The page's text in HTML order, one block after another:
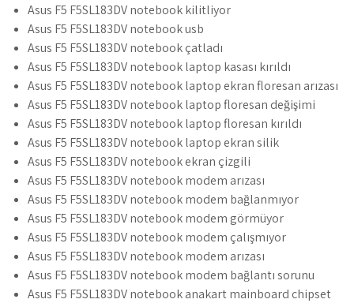
Asus F5 F5SL183DV notebook kilitliyor
Asus F5 F5SL183DV notebook usb
Asus F5 F5SL183DV notebook çatladı
Asus F5 F5SL183DV notebook laptop kasası kırıldı
Asus F5 F5SL183DV notebook laptop ekran floresan arızası
Asus F5 F5SL183DV notebook laptop floresan değişimi
Asus F5 F5SL183DV notebook laptop floresan kırıldı
Asus F5 F5SL183DV notebook laptop ekran silik
Asus F5 F5SL183DV notebook ekran çizgili
Asus F5 F5SL183DV notebook modem arızası
Asus F5 F5SL183DV notebook modem bağlanmıyor
Asus F5 F5SL183DV notebook modem görmüyor
Asus F5 F5SL183DV notebook modem çalışmıyor
Asus F5 F5SL183DV notebook modem arızası
Asus F5 F5SL183DV notebook modem bağlantı sorunu
Asus F5 F5SL183DV notebook anakart mainboard chipset